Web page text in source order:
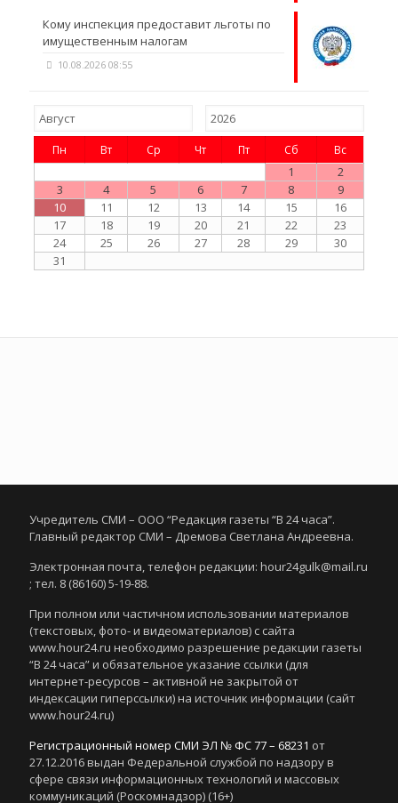
Кому инспекция предоставит льготы по
имущественным налогам
10.08.2026 08:55
Пн Вт Ср Чт Пт Сб Вс
1
2
3
4 5 6 7 8
9
10
11 12 13 14 15
16
17
18 19 20 21 22
23
24
25 26 27 28 29
30
31
Учредитель СМИ – ООО “Редакция газеты “В 24 часа”.
Главный редактор СМИ – Дремова Светлана Андреевна.
Электронная почта, телефон редакции: hour24gulk@mail.ru
; тел. 8 (86160) 5-19-88.
При полном или частичном использовании материалов
(текстовых, фото- и видеоматериалов) с сайта
www.hour24.ru необходимо разрешение редакции газеты
“В 24 часа” и обязательное указание ссылки (для
интернет-ресурсов – активной не закрытой от
индексации гиперссылки) на источник информации (сайт
www.hour24.ru)
Регистрационный номер СМИ ЭЛ № ФС 77 – 68231 от
27.12.2016 выдан Федеральной службой по надзору в
сфере связи информационных технологий и массовых
коммуникаций (Роскомнадзор) (16+)